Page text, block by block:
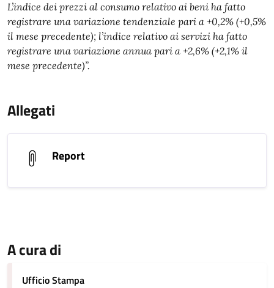
L’indice dei prezzi al consumo relativo ai beni ha fatto
registrare una variazione tendenziale pari a +0,2% (+0,5%
il mese precedente); l’indice relativo ai servizi ha fatto
registrare una variazione annua pari a +2,6% (+2,1% il
mese precedente)”.
Allegati
Report
A cura di
Ufficio Stampa